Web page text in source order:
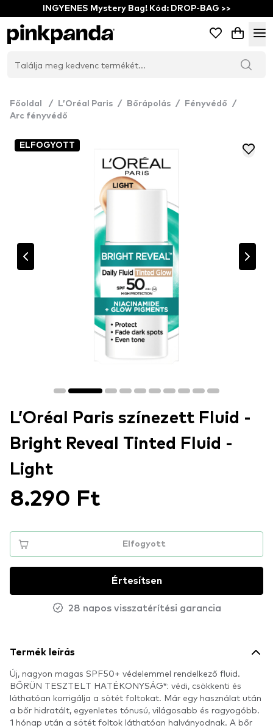
INGYENES Mystery Bag! Kód: DROP-BAG >>
Főoldal / L’Oréal Paris / Bőrápolás / Fényvédő
/
Arc fényvédő
ELFOGYOTT
L’Oréal Paris színezett Fluid -
Bright Reveal Tinted Fluid -
Light
8.290 Ft
Elfogyott
Értesítsen
28 napos visszatérítési garancia
Termék leírás
Új, nagyon magas SPF50+ védelemmel rendelkező fluid.
BŐRÜN TESZTELT HATÉKONYSÁG*: védi, csökkenti és
láthatóan korrigálja a sötét foltokat. Már egy használat után
a bőr hidratált, egyenletes tónusú, világosabb és ragyogóbb.
1 hónap után a sötét foltok láthatóan halványodnak. A bőr